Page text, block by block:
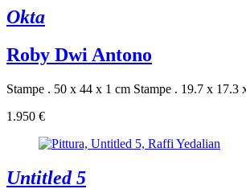
Okta
Roby Dwi Antono
Stampe . 50 x 44 x 1 cm Stampe . 19.7 x 17.3
1.950 €
Untitled 5